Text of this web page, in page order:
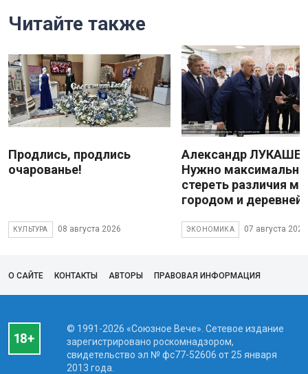
Читайте также
Продлись, продлись
очарованье!
КУЛЬТУРА 08 августа 2026
Александр
Нужно максимально
стереть различия
городом и деревней
ЭКОНОМИКА 07 августа 2026
О САЙТЕ КОНТАКТЫ АВТОРЫ ПРАВОВАЯ ИНФОРМАЦИЯ
© 1991-2026 «Союзное Вече». Сетевое издание
зарегистрировано роскомнадзором,
свидетельство эл № фc77-52606 от 25 января
2013 года.